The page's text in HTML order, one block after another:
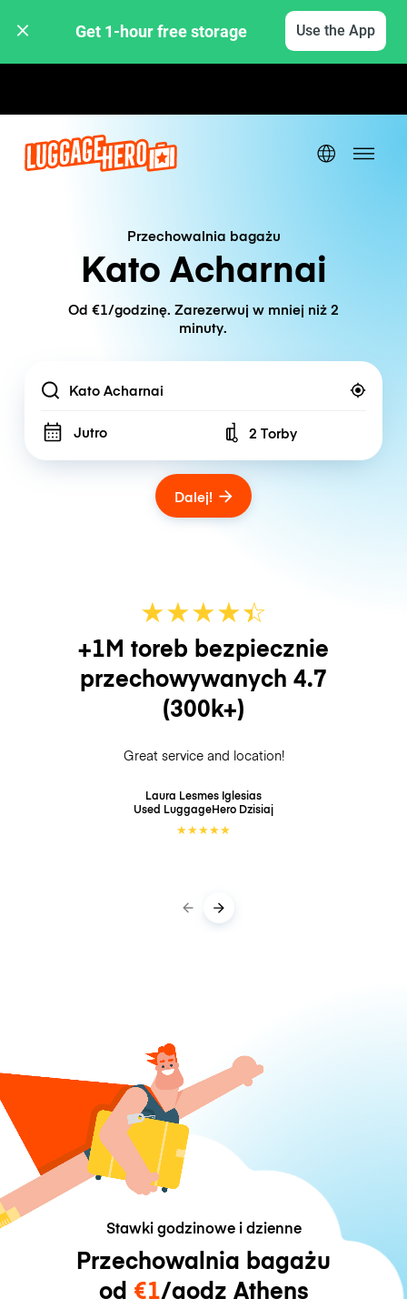
Get 1-hour free storage Use the App
Przechowalnia bagażu
Kato Acharnai
Od €1/godzinę. Zarezerwuj w mniej niż 2
minuty.
Location
Jutro Number of bags
2 Torby
Dalej!
★★★★☆
★
+1M toreb bezpiecznie
przechowywanych 4.7
(300k+)
Great service and location!
Laura Lesmes Iglesias
Used LuggageHero Dzisiaj
★★★★★
Stawki godzinowe i dzienne
Przechowalnia bagażu
od €1/godz Athens